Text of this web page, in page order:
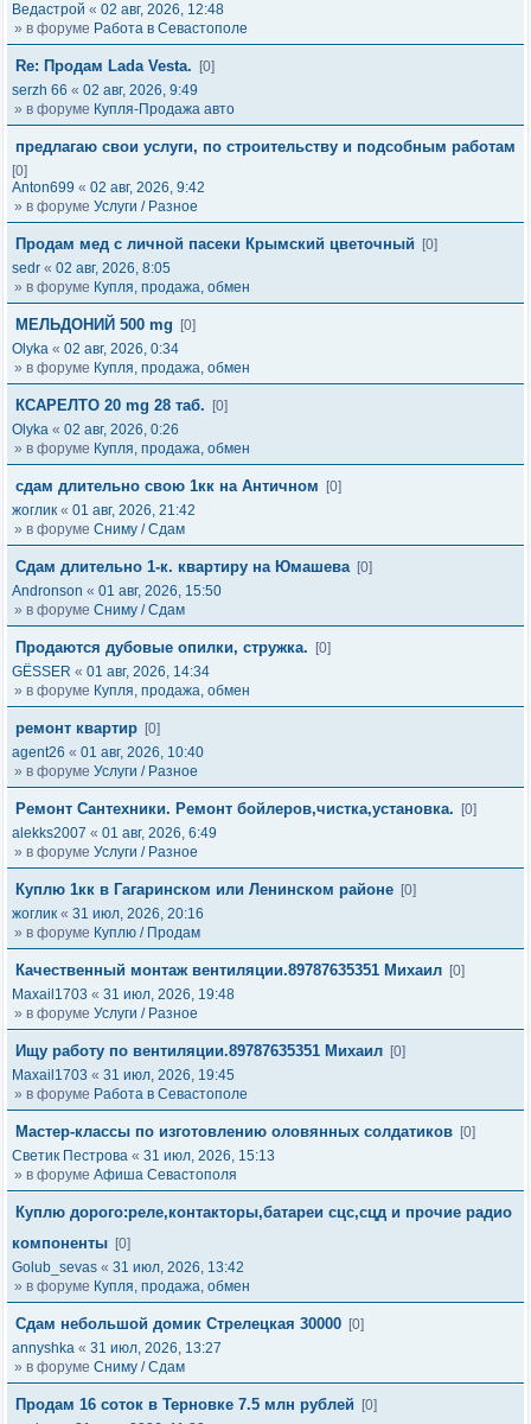
Ведастрой « 02 авг, 2026, 12:48
» в форуме Работа в Севастополе
Re: Продам Lada Vesta.
[0]
serzh 66 « 02 авг, 2026, 9:49
» в форуме Купля-Продажа авто
предлагаю свои услуги, по строительству и подсобным работам
[0]
Anton699 « 02 авг, 2026, 9:42
» в форуме Услуги / Разное
Продам мед с личной пасеки Крымский цветочный
[0]
sedr « 02 авг, 2026, 8:05
» в форуме Купля, продажа, обмен
МЕЛЬДОНИЙ 500 mg
[0]
Olyka « 02 авг, 2026, 0:34
» в форуме Купля, продажа, обмен
КСАРЕЛТО 20 mg 28 таб.
[0]
Olyka « 02 авг, 2026, 0:26
» в форуме Купля, продажа, обмен
сдам длительно свою 1кк на Античном
[0]
жоглик « 01 авг, 2026, 21:42
» в форуме Сниму / Сдам
Сдам длительно 1-к. квартиру на Юмашева [0]
Andronson « 01 авг, 2026, 15:50
» в форуме Сниму / Сдам
Продаются дубовые опилки, стружка.
[0]
GЁSSER « 01 авг, 2026, 14:34
» в форуме Купля, продажа, обмен
ремонт квартир [0]
agent26 « 01 авг, 2026, 10:40
» в форуме Услуги / Разное
Ремонт Сантехники. Ремонт бойлеров,чистка,установка.
[0]
alekks2007 « 01 авг, 2026, 6:49
» в форуме Услуги / Разное
Куплю 1кк в Гагаринском или Ленинском районе [0]
жоглик « 31 июл, 2026, 20:16
» в форуме Куплю / Продам
Качественный монтаж вентиляции.89787635351 Михаил [0]
Maxail1703 « 31 июл, 2026, 19:48
» в форуме Услуги / Разное
Ищу работу по вентиляции.89787635351 Михаил [0]
Maxail1703 « 31 июл, 2026, 19:45
» в форуме Работа в Севастополе
Мастер-классы по изготовлению оловянных солдатиков [0]
Светик Пестрова « 31 июл, 2026, 15:13
» в форуме Афиша Севастополя
Куплю дорого:реле,контакторы,батареи сцс,сцд и прочие радио
компоненты [0]
Golub_sevas « 31 июл, 2026, 13:42
» в форуме Купля, продажа, обмен
Сдам небольшой домик Стрелецкая 30000 [0]
annyshka « 31 июл, 2026, 13:27
» в форуме Сниму / Сдам
Продам 16 соток в Терновке 7.5 млн рублей
[0]